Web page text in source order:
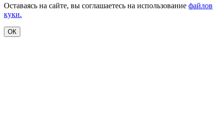
Оставаясь на сайте, вы соглашаетесь на использование файлов
куки.
ОК